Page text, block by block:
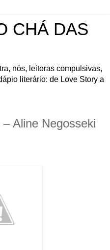
CHÁ DAS
nós, leitoras compulsivas,
literário: de Love Story a
Aline Negosseki